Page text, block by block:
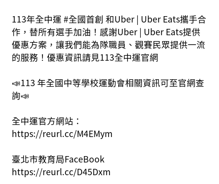
113年全中運 #全國首創 和Uber | Uber Eats攜手合
作，替所有選手加油！感謝Uber | Uber Eats提供
優惠方案，讓我們能為隊職員、觀賽民眾提供一流
的服務！優惠資訊請見113全中運官網
📣113 年全國中等學校運動會相關資訊可至官網查
詢📣
全中運官方網站：
https://reurl.cc/M4EMym
臺北市教育局FaceBook
https://reurl.cc/D45Dxm